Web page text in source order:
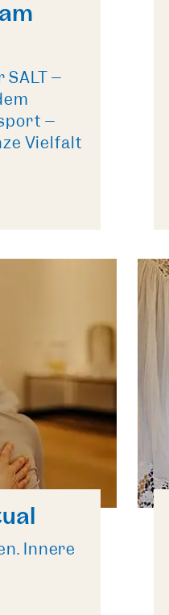
–
–
Vielfalt
Innere